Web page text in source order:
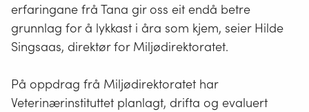
Teksten er laga av kunstig intelligens-
verktøyet Copilot og redigert av
Miljødirektoratet.
erfaringane frå Tana gir oss eit endå betre
grunnlag for å lykkast i åra som kjem, seier Hilde
Singsaas, direktør for Miljødirektoratet.
På oppdrag frå Miljødirektoratet har
Veterinærinstituttet planlagt, drifta og evaluert